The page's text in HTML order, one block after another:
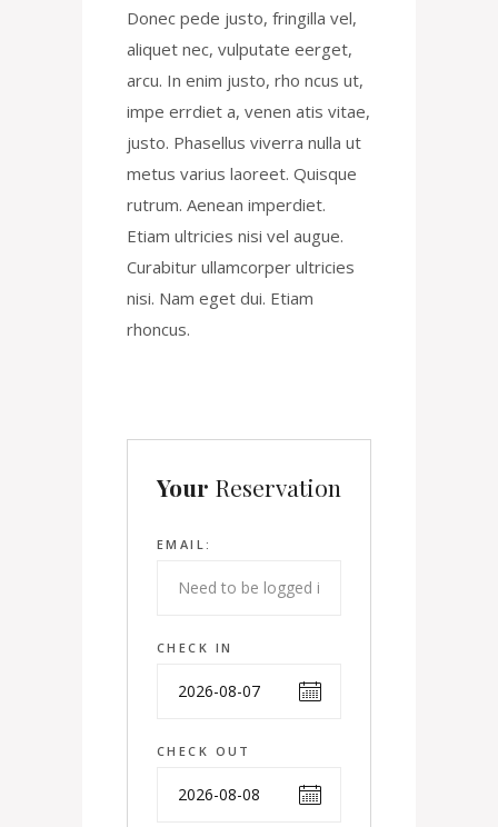
Donec pede justo, fringilla vel,
aliquet nec, vulputate eerget,
arcu. In enim justo, rho ncus ut,
impe errdiet a, venen atis vitae,
justo. Phasellus viverra nulla ut
metus varius laoreet. Quisque
rutrum. Aenean imperdiet.
Etiam ultricies nisi vel augue.
Curabitur ullamcorper ultricies
nisi. Nam eget dui. Etiam
rhoncus.
Your Reservation
EMAIL:
CHECK IN
CHECK OUT